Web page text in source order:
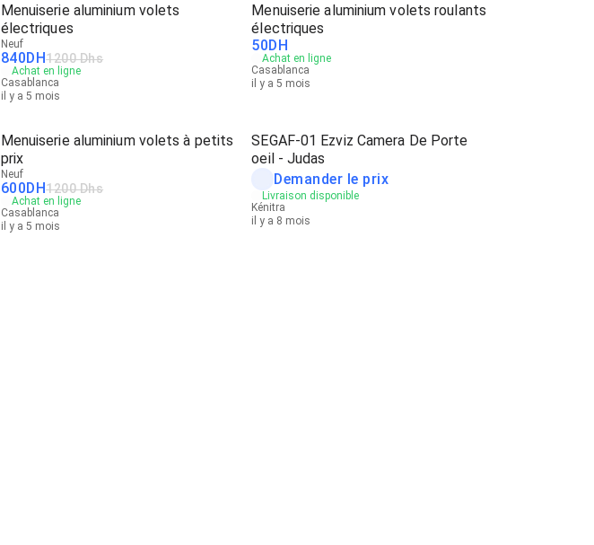
Menuiserie aluminium volets
électriques
Neuf
840DH1200 Dhs
Achat en ligne
Casablanca
il y a 5 mois
Menuiserie aluminium volets roulants
électriques
50DH
Achat en ligne
Casablanca
il y a 5 mois
Menuiserie aluminium volets à petits
prix
Neuf
600DH1200 Dhs
Achat en ligne
Casablanca
il y a 5 mois
SEGAF-01 Ezviz Camera De Porte
oeil - Judas
Demander le prix
Livraison disponible
Kénitra
il y a 8 mois